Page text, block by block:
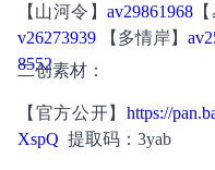
【山河令】 av29861968
v26273939 【多情岸】
8552
二创素材：
【官方公开】 https://
XspQ
  提取码：3yab